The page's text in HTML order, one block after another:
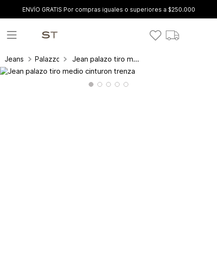
ENVÍO GRATIS Por compras iguales o superiores a $250.000
Jeans Palazzo Jean palazo tiro medio cinturon trenza